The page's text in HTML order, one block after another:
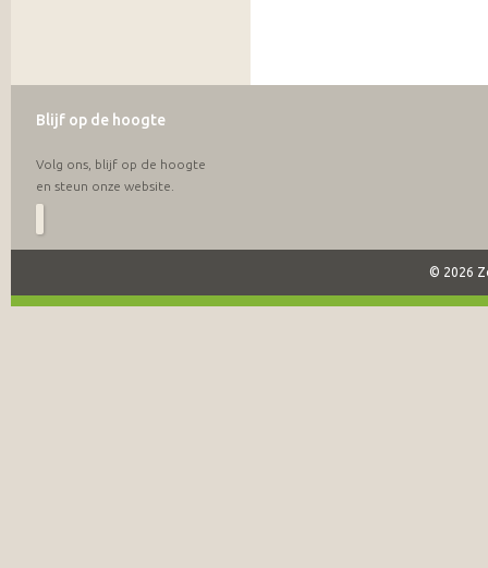
Blijf op de hoogte
Volg ons, blijf op de hoogte
en steun onze website.
© 2026